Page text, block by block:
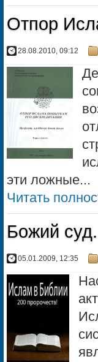
Отпор
28.08.2010, 09:12
эти ложные...
Читать
Божий
05.01.2009, 12:35